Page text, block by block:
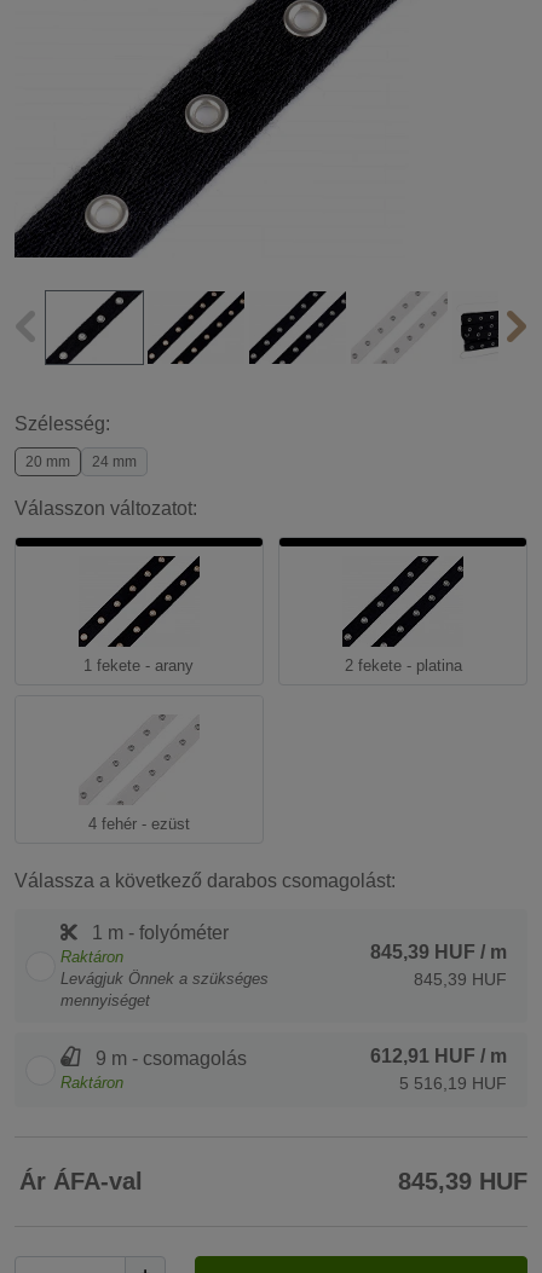
Szélesség:
20 mm 24 mm
Válasszon változatot:
1 fekete - arany 2 fekete - platina
4 fehér - ezüst
Válassza a következő darabos csomagolást:
1 m - folyóméter
Raktáron
Levágjuk Önnek a szükséges
mennyiséget
845,39 HUF / m
845,39 HUF
9 m - csomagolás
Raktáron
612,91 HUF / m
5 516,19 HUF
Ár ÁFA-val 845,39 HUF